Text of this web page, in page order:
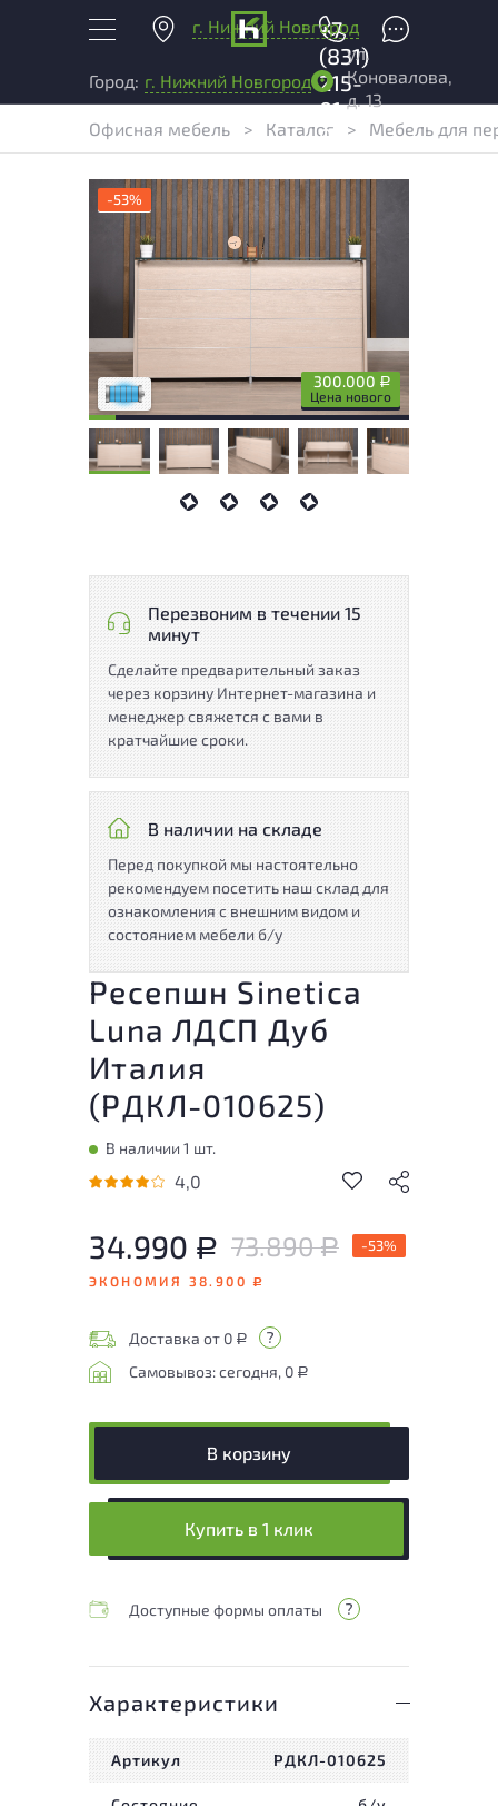
г. Нижний Новгород
+7
(831)
215-
01-
04
Город: г. Нижний Новгород
ул.
Коновалова,
д. 13
Офисная мебель
> Каталог > Мебель для
-53%
300.000 Р
Цена нового
Состояние товара приближено к новому,
могут присутствовать незначительные
следы эксплуатации
Низкая степень износа
Перезвоним в течении 15
минут
Сделайте предварительный заказ
через корзину Интернет-магазина и
менеджер свяжется с вами в
кратчайшие сроки.
В наличии на складе
Перед покупкой мы настоятельно
рекомендуем посетить наш склад для
ознакомления с внешним видом и
состоянием мебели б/у
Ресепшн Sinetica
Luna ЛДСП Дуб
Италия
(РДКЛ-010625)
В наличии 1 шт.
4,0
34.990 Р 73.890Р -53%
ЭКОНОМИЯ 38.900Р
Доставка от 0 Р
Самовывоз: сегодня, 0 Р
В корзину
Купить в 1 клик
Доступные формы оплаты
Характеристики
Артикул РДКЛ-010625